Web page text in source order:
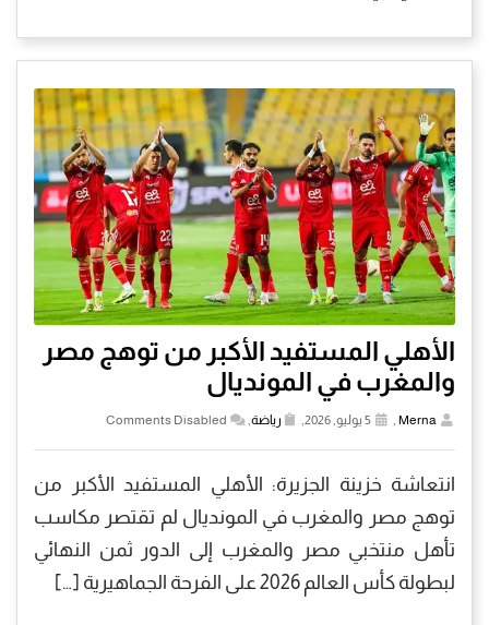
الأهلي المستفيد الأكبر من توهج مصر
والمغرب في المونديال
Merna
, رياضة,
Comments Disabled
انتعاشة خزينة الجزيرة: الأهلي المستفيد الأكبر من
توهج مصر والمغرب في المونديال لم تقتصر مكاسب
تأهل منتخبي مصر والمغرب إلى الدور ثمن النهائي
لبطولة كأس العالم 2026 على الفرحة الجماهيرية […]